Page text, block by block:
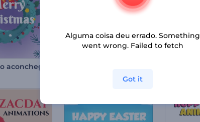
Alguma coisa deu errado. Something
went wrong. Failed to fetch
Got it